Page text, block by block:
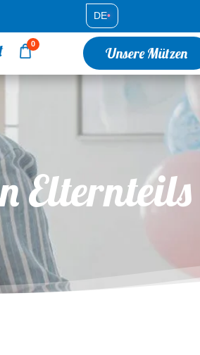
DE•
0
Unsere Mützen
Elternteils